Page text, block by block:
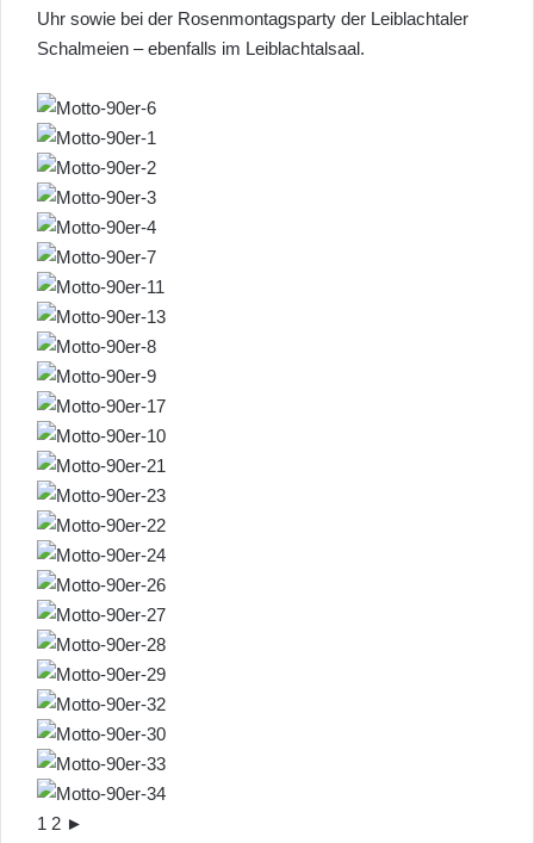
Uhr sowie bei der Rosenmontagsparty der Leiblachtaler
Schalmeien – ebenfalls im Leiblachtalsaal.
1 2 ►